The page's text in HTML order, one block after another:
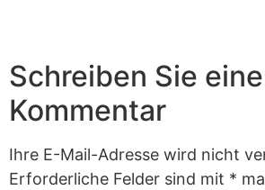
Schreiben Sie
Kommentar
Ihre E-Mail-Adresse wird nicht
Erforderliche Felder sind mit *